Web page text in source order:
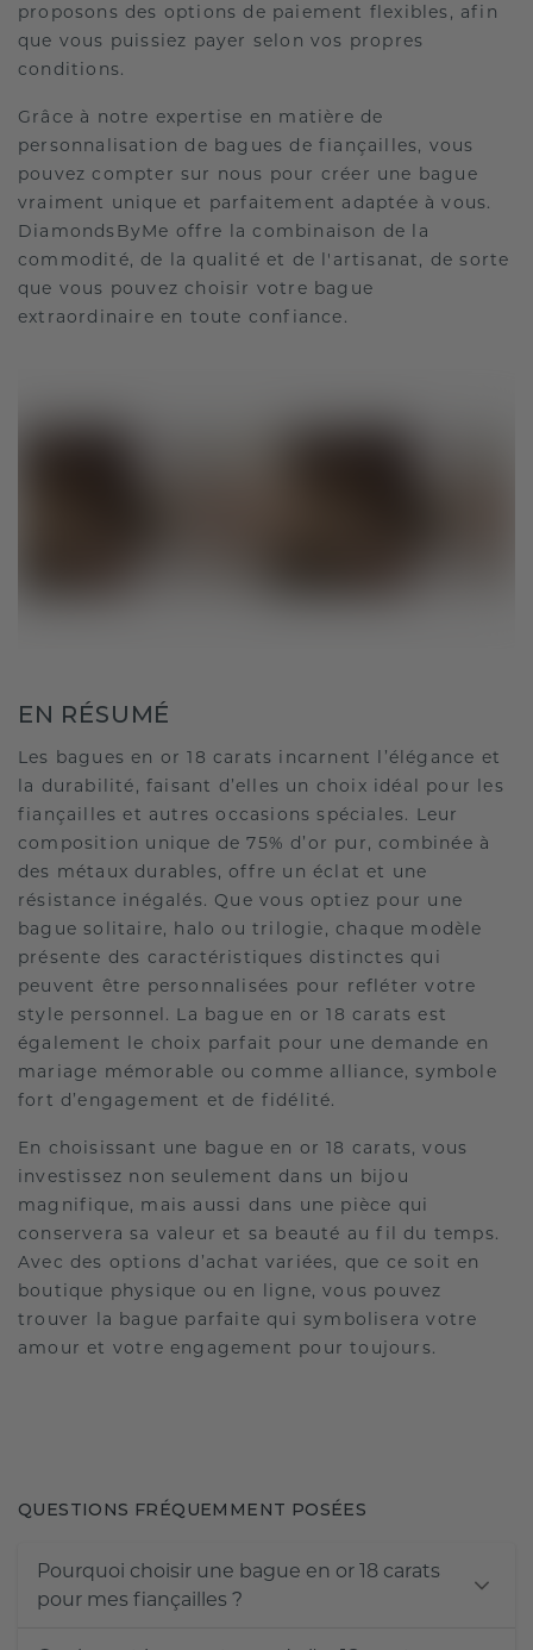
proposons des options de paiement flexibles, afin
que vous puissiez payer selon vos propres
conditions.
Grâce à notre expertise en matière de
personnalisation de bagues de fiançailles, vous
pouvez compter sur nous pour créer une bague
vraiment unique et parfaitement adaptée à vous.
DiamondsByMe offre la combinaison de la
commodité, de la qualité et de l'artisanat, de sorte
que vous pouvez choisir votre bague
extraordinaire en toute confiance.
EN RÉSUMÉ
Les bagues en or 18 carats incarnent l’élégance et
la durabilité, faisant d’elles un choix idéal pour les
fiançailles et autres occasions spéciales. Leur
composition unique de 75% d’or pur, combinée à
des métaux durables, offre un éclat et une
résistance inégalés. Que vous optiez pour une
bague solitaire, halo ou trilogie, chaque modèle
présente des caractéristiques distinctes qui
peuvent être personnalisées pour refléter votre
style personnel. La bague en or 18 carats est
également le choix parfait pour une demande en
mariage mémorable ou comme alliance, symbole
fort d’engagement et de fidélité.
En choisissant une bague en or 18 carats, vous
investissez non seulement dans un bijou
magnifique, mais aussi dans une pièce qui
conservera sa valeur et sa beauté au fil du temps.
Avec des options d’achat variées, que ce soit en
boutique physique ou en ligne, vous pouvez
trouver la bague parfaite qui symbolisera votre
amour et votre engagement pour toujours.
QUESTIONS FRÉQUEMMENT POSÉES
Pourquoi choisir une bague en or 18 carats
pour mes fiançailles ?